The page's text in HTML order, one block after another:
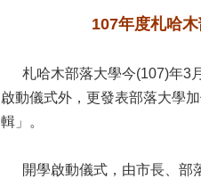
107年度札哈
札哈木部落大學今(107)年3
啟動儀式外，更發表部落大學
輯」。
開學啟動儀式，由市長、部